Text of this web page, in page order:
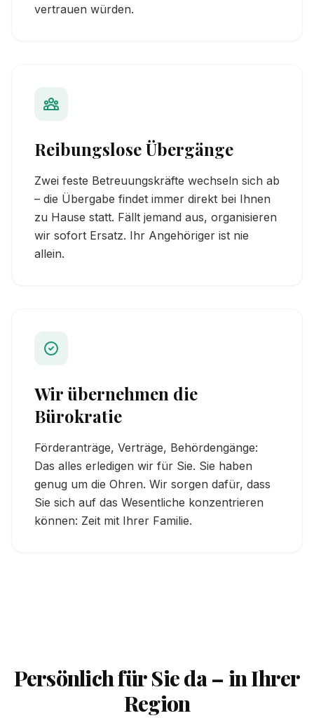
vertrauen würden.
Reibungslose Übergänge
Zwei feste Betreuungskräfte wechseln sich ab
– die Übergabe findet immer direkt bei Ihnen
zu Hause statt. Fällt jemand aus, organisieren
wir sofort Ersatz. Ihr Angehöriger ist nie
allein.
Wir übernehmen die
Bürokratie
Förderanträge, Verträge, Behördengänge:
Das alles erledigen wir für Sie. Sie haben
genug um die Ohren. Wir sorgen dafür, dass
Sie sich auf das Wesentliche konzentrieren
können: Zeit mit Ihrer Familie.
Persönlich für Sie da – in Ihrer
Region